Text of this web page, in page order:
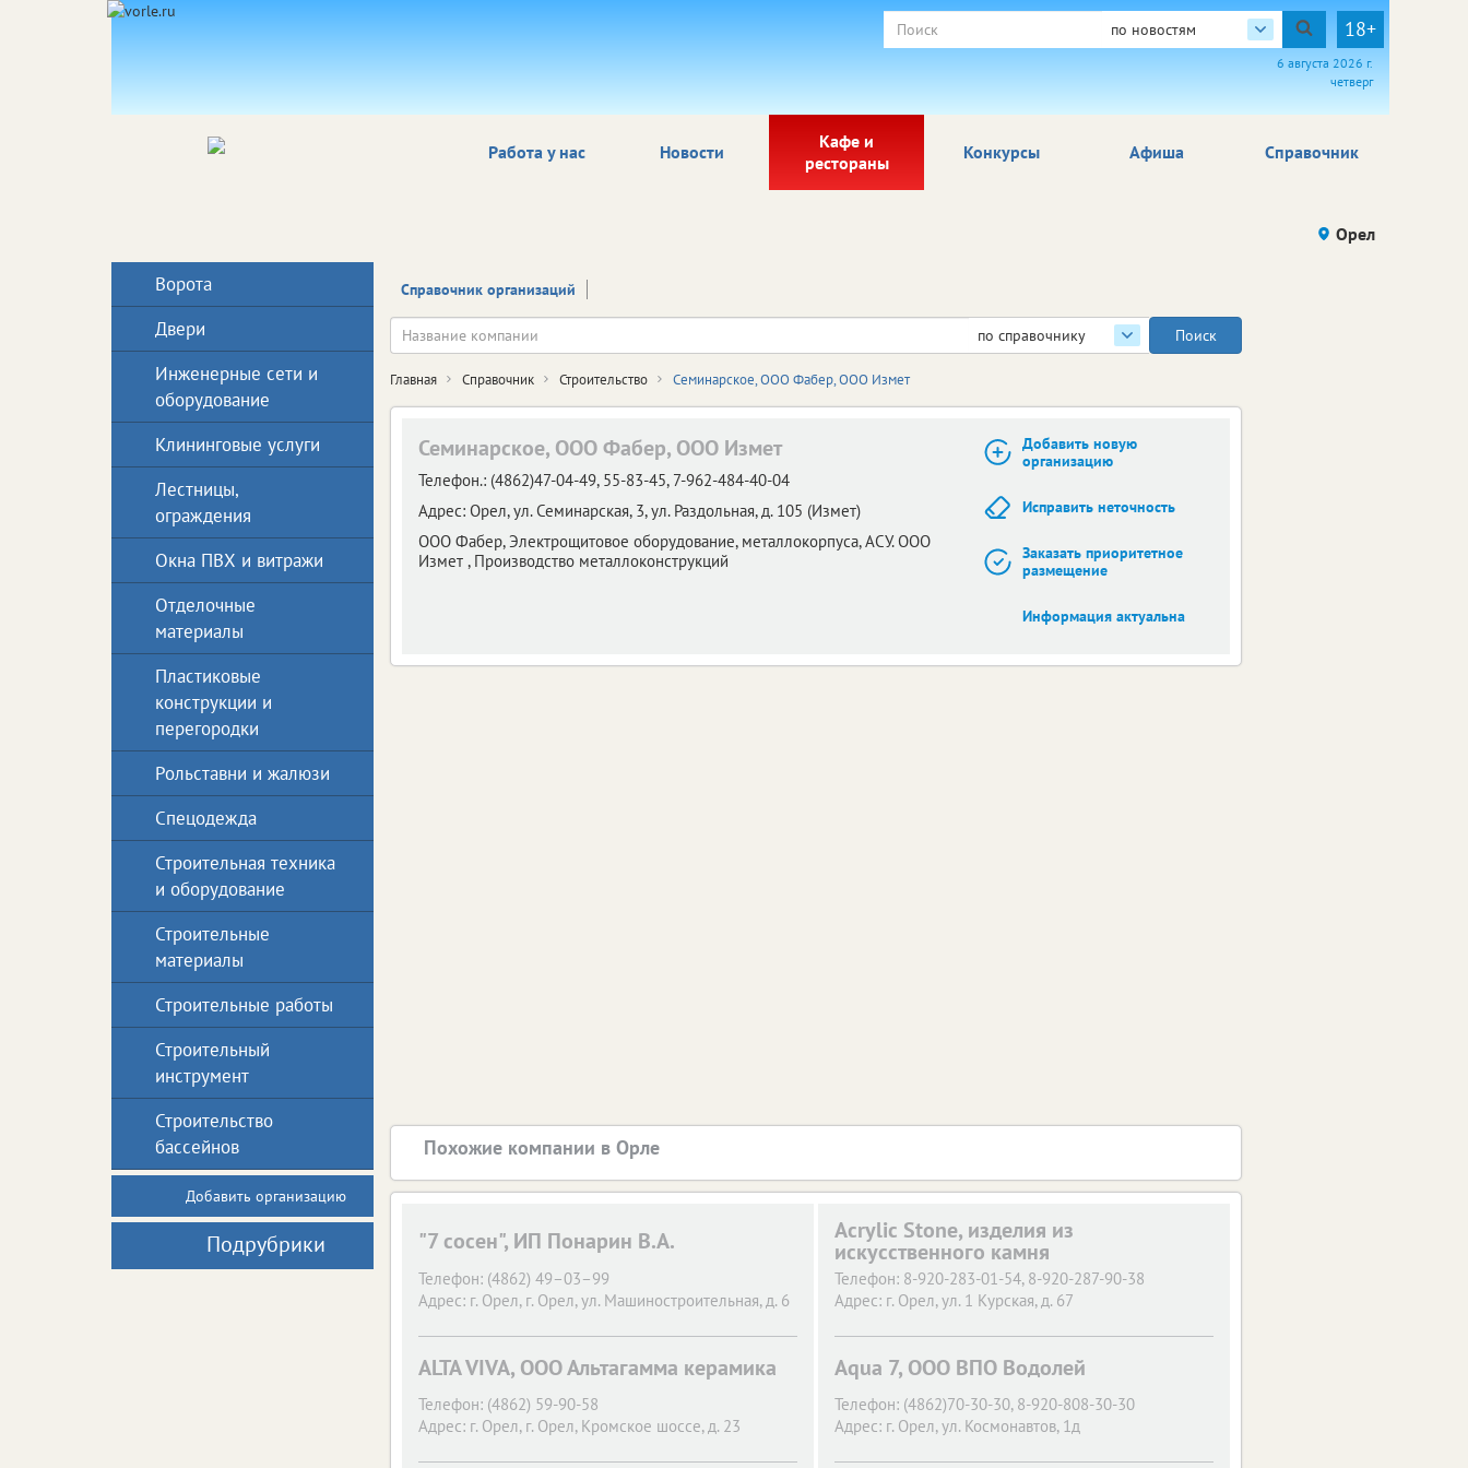
по новостям 18+
6 августа 2026 г.
четверг
Работа у нас Новости
Кафе и
рестораны
Афиша Справочник
Конкурсы
Орел
Справочник организаций
по справочнику
Главная Справочник Строительство Семинарское, ООО Фабер, ООО Измет
Семинарское, ООО Фабер, ООО Измет
Телефон.: (4862)47-04-49, 55-83-45, 7-962-484-40-04
Адрес: Орел,ул. Семинарская, 3, ул. Раздольная, д. 105 (Измет)
ООО Фабер, Электрощитовое оборудование, металлокорпуса, АСУ. ООО
Измет , Производство металлоконструкций
Добавить новую
организацию
Исправить неточность
Заказать приоритетное
размещение
Информация актуальна
Похожие компании в Орле
"7 сосен", ИП Понарин В.А.
Телефон: (4862) 49–03–99
Адрес: г. Орел, г. Орел, ул. Машиностроительная, д. 6
Acrylic Stone, изделия из
искусственного камня
Телефон: 8-920-283-01-54, 8-920-287-90-38
Адрес: г. Орел, ул. 1 Курская, д. 67
ALTA VIVA, ООО Альтагамма керамика
Телефон: (4862) 59-90-58
Адрес: г. Орел, г. Орел, Кромское шоссе, д. 23
Aqua 7, ООО ВПО Водолей
Телефон: (4862)70-30-30, 8-920-808-30-30
Адрес: г. Орел, ул. Космонавтов, 1д
Ворота
Двери
Инженерные сети и
оборудование
Клининговые услуги
Лестницы,
ограждения
Окна ПВХ и витражи
Отделочные
материалы
Пластиковые
конструкции и
перегородки
Рольставни и жалюзи
Спецодежда
Строительная техника
и оборудование
Строительные
материалы
Строительные работы
Строительный
инструмент
Строительство
бассейнов
Добавить организацию
Подрубрики